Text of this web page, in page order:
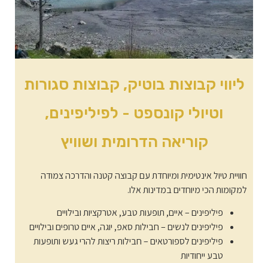
ליווי קבוצות בוטיק, קבוצות סגורות
וטיולי קונספט - לפיליפינים,
קוריאה הדרומית ושוויץ
חוויית טיול אינטימית ומיוחדת עם קבוצה קטנה והדרכה צמודה
למקומות הכי מיוחדים במדינות אלו.
פיליפינים – איים, תופעות טבע, אטרקציות ובילויים
פיליפינים לנשים – חבילות סאפ, יוגה, איים טרופים ובילויים
פיליפינים לספורטאים – חבילות ריצות להרי געש ותופעות
טבע ייחודיות